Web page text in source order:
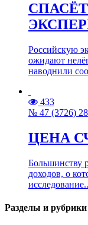
Российскую
ожидают
наводнили
433
№ 47 (3726)
ЦЕНА
Большинству
доходов, о
Разделы и рубрики